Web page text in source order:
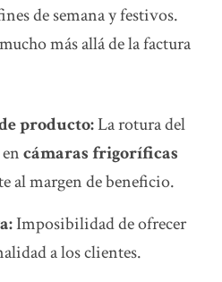
de semana y festivos.
más allá de la factura
producto:La rotura del
encámaras frigoríficas
al margen de beneficio.
Imposibilidad de ofrecer
a los clientes.